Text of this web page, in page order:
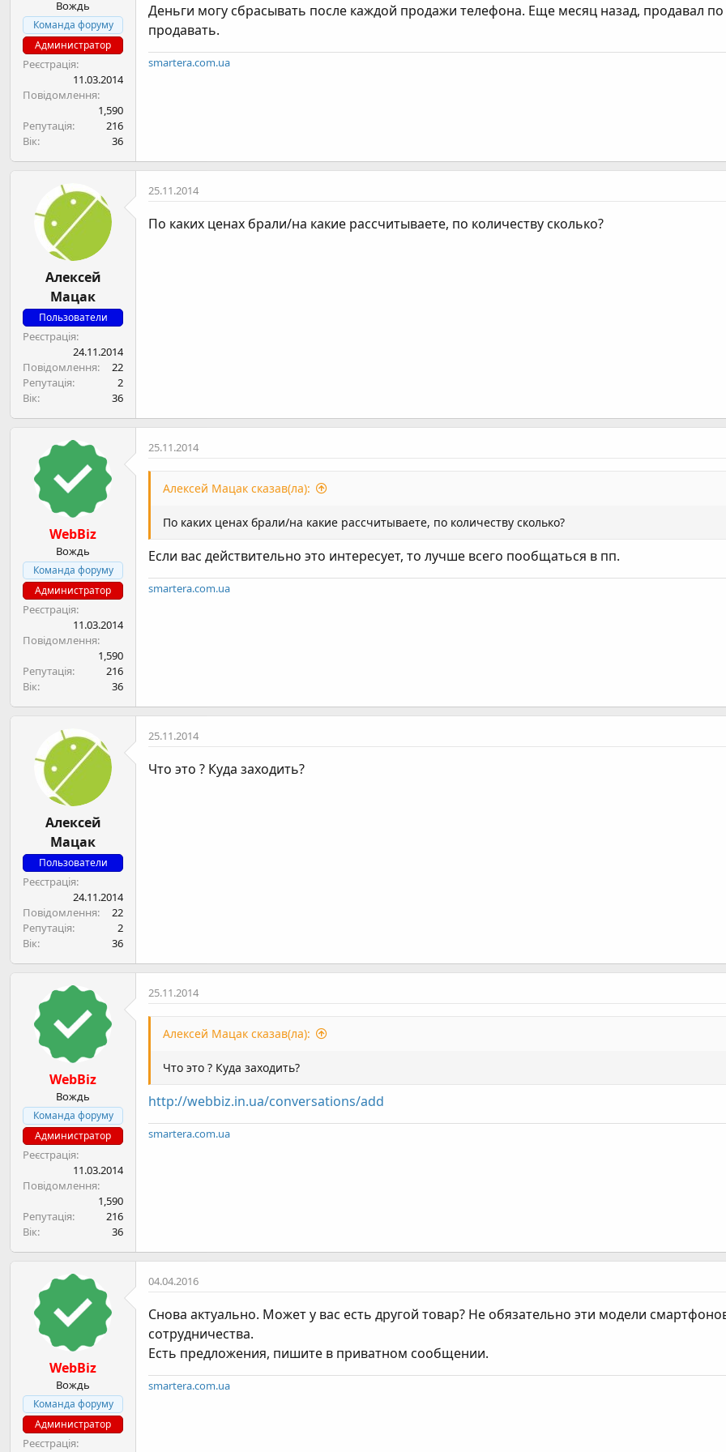
Вождь
Команда форуму
Администратор
Реєстрація
11.03.2014
Повідомлення
1,590
Репутація
216
Вік
36
Деньги могу сбрасывать после каждой продажи телефона. Еще месяц назад, продавал
продавать.
smartera.com.ua
Алексей
Мацак
Пользователи
Реєстрація
24.11.2014
Повідомлення
22
Репутація
2
Вік
36
25.11.2014
По каких ценах брали/на какие рассчитываете, по количеству сколько?
WebBiz
Вождь
Команда форуму
Администратор
Реєстрація
11.03.2014
Повідомлення
1,590
Репутація
216
Вік
36
25.11.2014
Алексей Мацак сказав(ла):
По каких ценах брали/на какие рассчитываете, по количеству сколько?
Если вас действительно это интересует, то лучше всего пообщаться в пп.
smartera.com.ua
Алексей
Мацак
Пользователи
Реєстрація
24.11.2014
Повідомлення
22
Репутація
2
Вік
36
25.11.2014
Что это ? Куда заходить?
WebBiz
Вождь
Команда форуму
Администратор
Реєстрація
11.03.2014
Повідомлення
1,590
Репутація
216
Вік
36
25.11.2014
Алексей Мацак сказав(ла):
Что это ? Куда заходить?
http://webbiz.in.ua/conversations/add
smartera.com.ua
WebBiz
Вождь
Команда форуму
Администратор
Реєстрація
04.04.2016
Снова актуально. Может у вас есть другой товар? Не обязательно эти модели
сотрудничества.
Есть предложения, пишите в приватном сообщении.
smartera.com.ua